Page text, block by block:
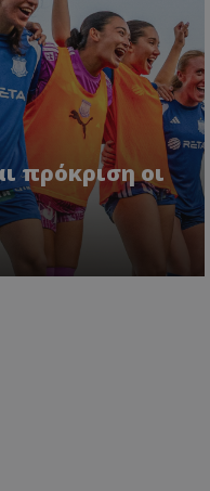
πρόκριση οι